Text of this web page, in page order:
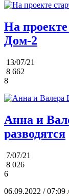
На
Дом-2
13/07/21
8 662
8
Анна и
разводятся
7/07/21
8 026
6
06.09.2022 / 07:09